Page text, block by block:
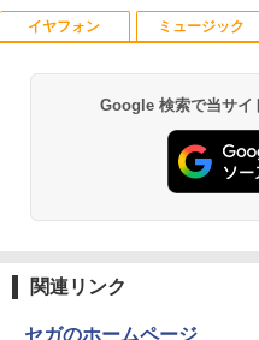
メモリ
ore 10
証 大容
ィルム
￥
5
グスタ
-F ［
￥
イヤフォン
Anker
￥7,990
ミュージック
BRUCE
[Explicit]
￥250
￥250
by
富士山の
ウォータ
ットル
￥1,380
薬屋のひ
ンガンコ
￥770
￥594
Google 検索で当サイ
関連リンク
セガのホームページ